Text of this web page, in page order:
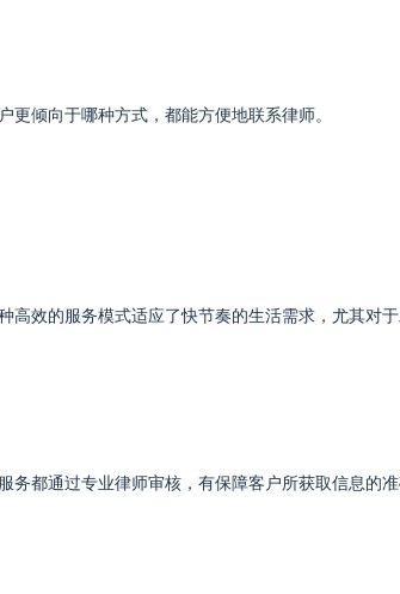
倾向于哪种方式，都能方便地联系律师。
高效的服务模式适应了快节奏的生活需求，尤其对
务都通过专业律师审核，有保障客户所获取信息的